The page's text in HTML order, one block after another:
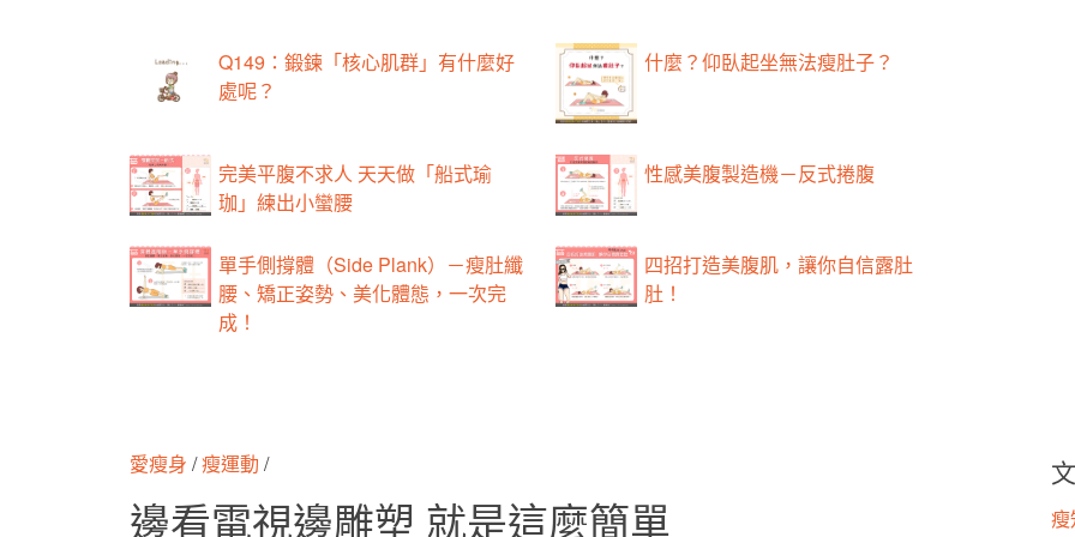
Q149：鍛鍊「核心肌群」有什麼好
處呢？
什麼？仰臥起坐無法瘦肚子？
完美平腹不求人 天天做「船式瑜
珈」練出小蠻腰
性感美腹製造機－反式捲腹
單手側撐體（Side Plank）－瘦肚纖
腰、矯正姿勢、美化體態，一次完
成！
四招打造美腹肌，讓你自信露肚
肚！
愛瘦身 /瘦運動 /
邊看電視邊雕塑 就是這麼簡單 瘦